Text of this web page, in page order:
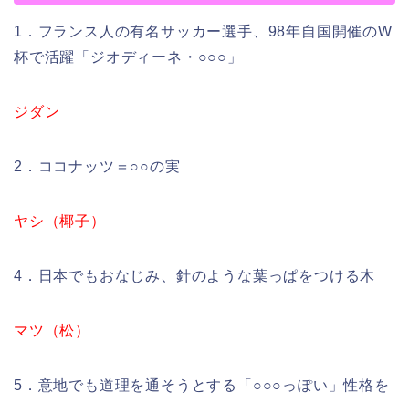
1．フランス人の有名サッカー選手、98年自国開催のW
杯で活躍「ジオディーネ・○○○」
ジダン
2．ココナッツ＝○○の実
ヤシ（椰子）
4．日本でもおなじみ、針のような葉っぱをつける木
マツ（松）
5．意地でも道理を通そうとする「○○○っぽい」性格を